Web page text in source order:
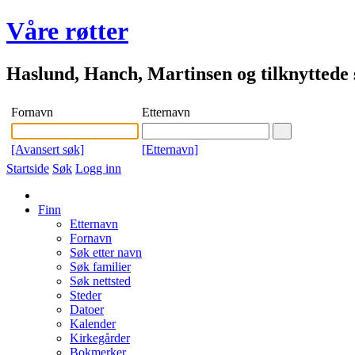
Våre røtter
Haslund, Hanch, Martinsen og tilknyttede
Fornavn Etternavn
[Avansert søk]
[Etternavn]
Startside Søk Logg inn
Finn
Etternavn
Fornavn
Søk etter navn
Søk familier
Søk nettsted
Steder
Datoer
Kalender
Kirkegårder
Bokmerker